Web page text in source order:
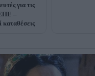
για τις
–
καταθέσεις